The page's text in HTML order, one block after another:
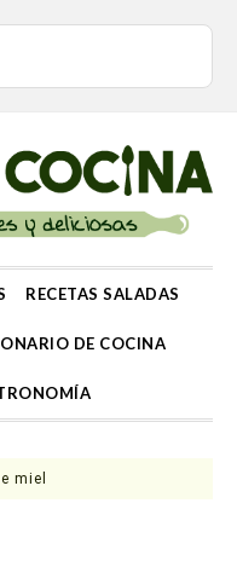
RECETAS SALADAS
DE COCINA
miel